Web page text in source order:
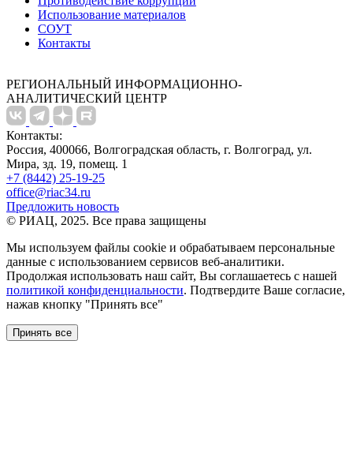
Использование материалов
СОУТ
Контакты
РЕГИОНАЛЬНЫЙ ИНФОРМАЦИОННО-
АНАЛИТИЧЕСКИЙ ЦЕНТР
Контакты:
Россия, 400066, Волгоградская область, г. Волгоград, ул.
Мира, зд. 19, помещ. 1
+7 (8442) 25-19-25
office@riac34.ru
Предложить новость
© РИАЦ, 2025. Все права защищены
Мы используем файлы сookie и обрабатываем персональные
данные с использованием сервисов веб-аналитики.
Продолжая использовать наш сайт, Вы соглашаетесь с нашей
политикой конфиденциальности. Подтвердите Ваше согласие,
нажав кнопку "Принять все"
Принять все